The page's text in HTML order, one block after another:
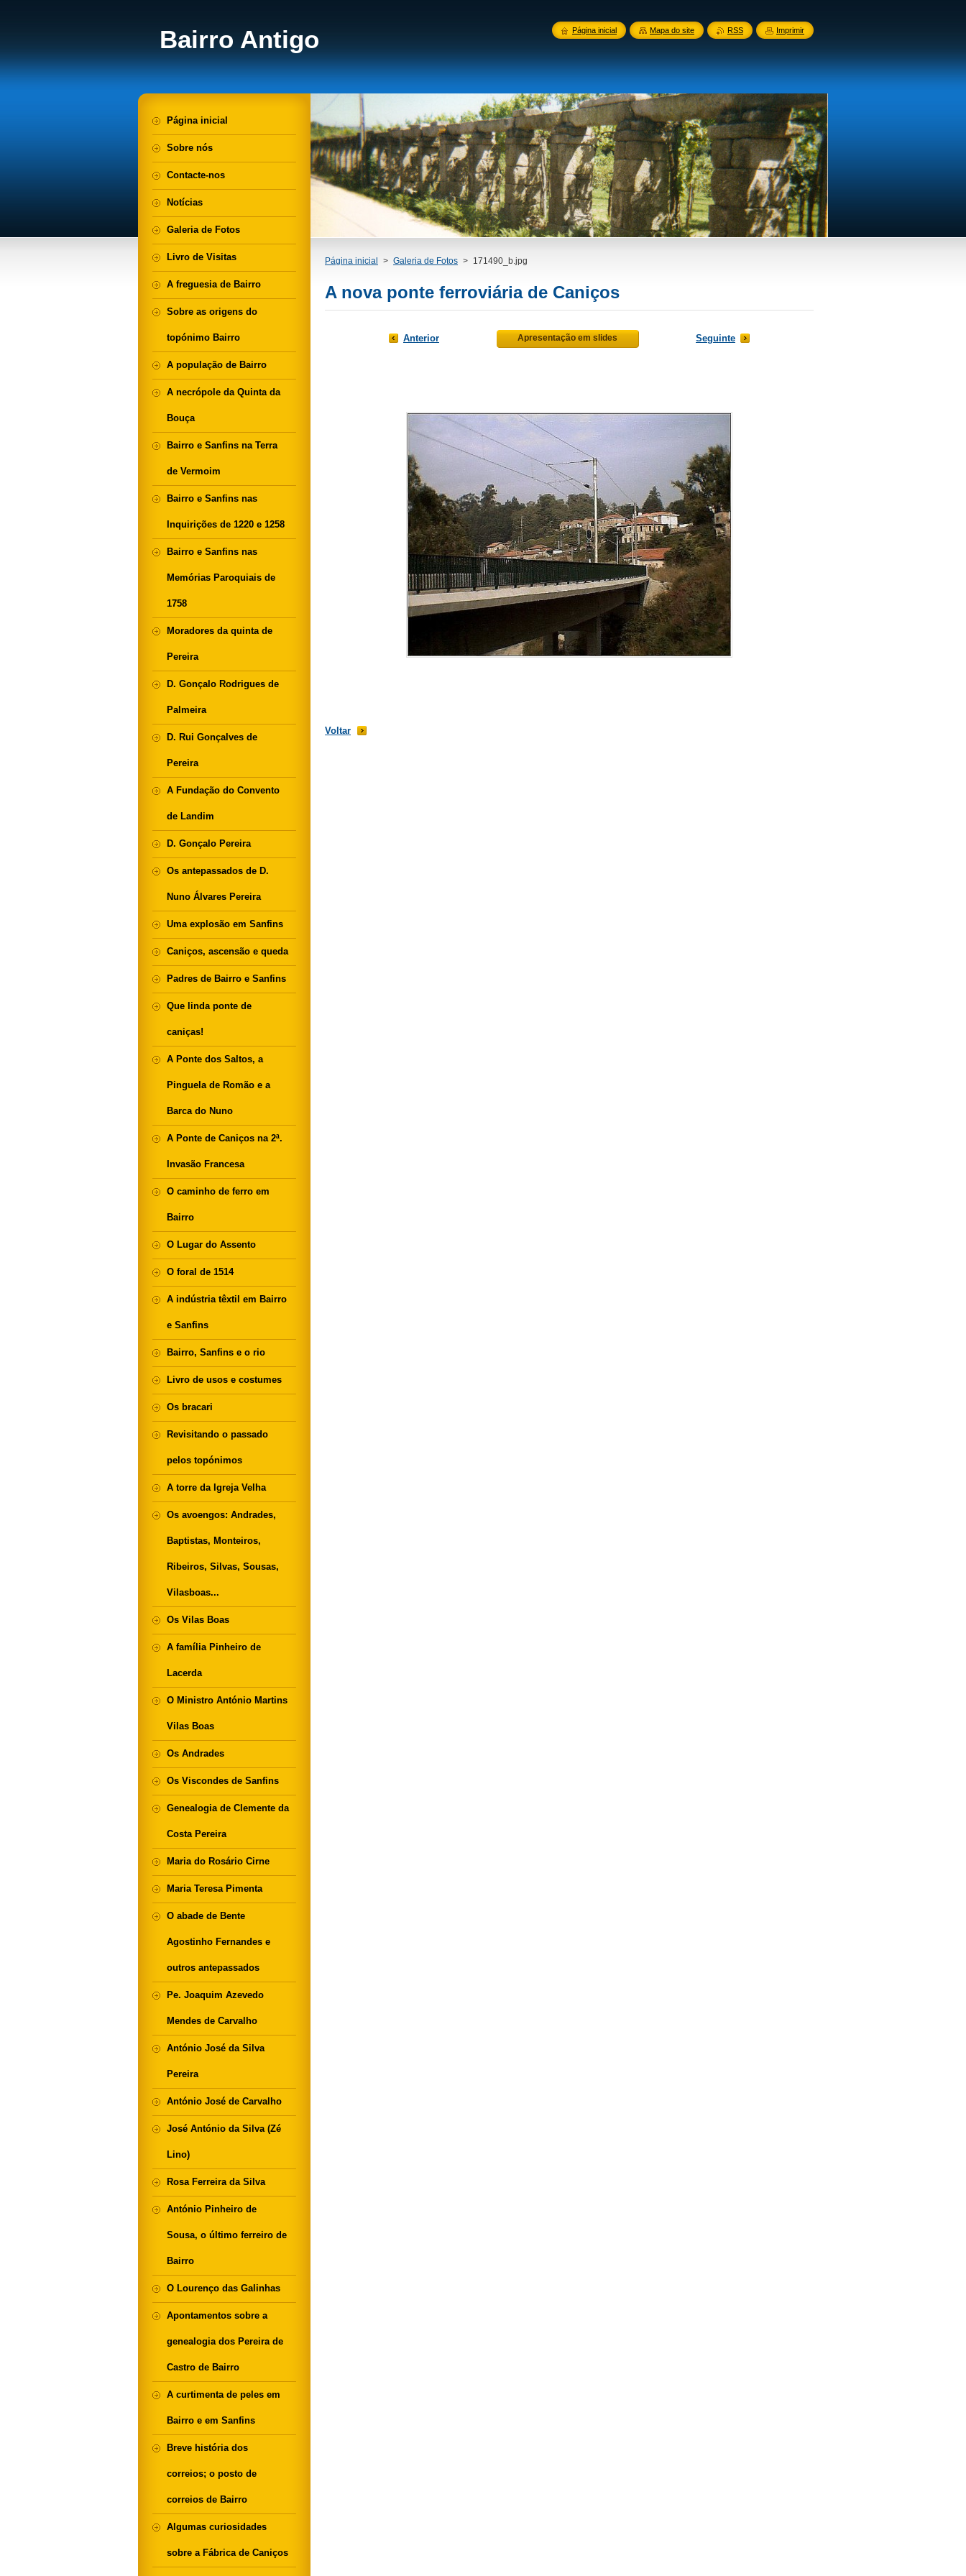
Bairro Antigo
Página inicial > Galeria de Fotos > 171490_b.jpg
A nova ponte ferroviária de Caniços
Anterior Apresentação em slides Seguinte
Voltar
Página inicial
Sobre nós
Contacte-nos
Notícias
Galeria de Fotos
Livro de Visitas
A freguesia de Bairro
Sobre as origens do
topónimo Bairro
A população de Bairro
A necrópole da Quinta da
Bouça
Bairro e Sanfins na Terra
de Vermoim
Bairro e Sanfins nas
Inquirições de 1220 e 1258
Bairro e Sanfins nas
Memórias Paroquiais de
1758
Moradores da quinta de
Pereira
D. Gonçalo Rodrigues de
Palmeira
D. Rui Gonçalves de
Pereira
A Fundação do Convento
de Landim
D. Gonçalo Pereira
Os antepassados de D.
Nuno Álvares Pereira
Uma explosão em Sanfins
Caniços, ascensão e queda
Padres de Bairro e Sanfins
Que linda ponte de
caniças!
A Ponte dos Saltos, a
Pinguela de Romão e a
Barca do Nuno
A Ponte de Caniços na 2ª.
Invasão Francesa
O caminho de ferro em
Bairro
O Lugar do Assento
O foral de 1514
A indústria têxtil em Bairro
e Sanfins
Bairro, Sanfins e o rio
Livro de usos e costumes
Os bracari
Revisitando o passado
pelos topónimos
A torre da Igreja Velha
Os avoengos: Andrades,
Baptistas, Monteiros,
Ribeiros, Silvas, Sousas,
Vilasboas...
Os Vilas Boas
A família Pinheiro de
Lacerda
O Ministro António Martins
Vilas Boas
Os Andrades
Os Viscondes de Sanfins
Genealogia de Clemente da
Costa Pereira
Maria do Rosário Cirne
Maria Teresa Pimenta
O abade de Bente
Agostinho Fernandes e
outros antepassados
Pe. Joaquim Azevedo
Mendes de Carvalho
António José da Silva
Pereira
António José de Carvalho
José António da Silva (Zé
Lino)
Rosa Ferreira da Silva
António Pinheiro de
Sousa, o último ferreiro de
Bairro
O Lourenço das Galinhas
Apontamentos sobre a
genealogia dos Pereira de
Castro de Bairro
A curtimenta de peles em
Bairro e em Sanfins
Breve história dos
correios; o posto de
correios de Bairro
Algumas curiosidades
sobre a Fábrica de Caniços
Página inicial Mapa do site RSS Imprimir